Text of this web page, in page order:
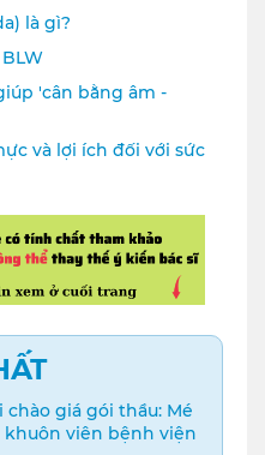
là gì?
'cân bằng âm -
và lợi ích đối với sức
giá gói thầu: Mé
viên bệnh viện